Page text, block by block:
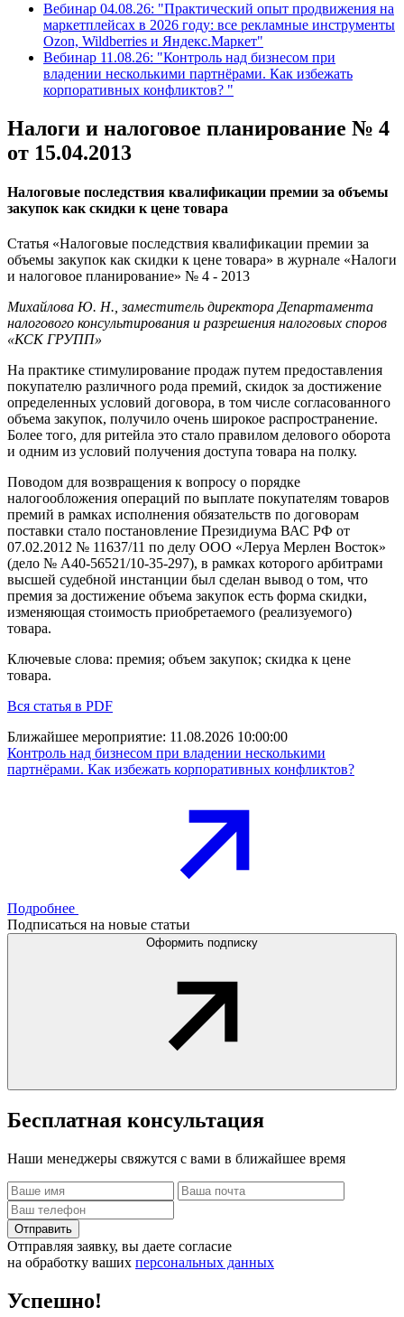
Вебинар 04.08.26: "Практический опыт продвижения на
маркетплейсах в 2026 году: все рекламные инструменты
Ozon, Wildberries и Яндекс.Маркет"
Вебинар 11.08.26: "Контроль над бизнесом при
владении несколькими партнёрами. Как избежать
корпоративных конфликтов? "
Налоги и налоговое планирование № 4
от 15.04.2013
Налоговые последствия квалификации премии за объемы
закупок как скидки к цене товара
Статья «Налоговые последствия квалификации премии за
объемы закупок как скидки к цене товара» в журнале «Налоги
и налоговое планирование» № 4 - 2013
Михайлова Ю. Н., заместитель директора Департамента
налогового консультирования и разрешения налоговых споров
«КСК ГРУПП»
На практике стимулирование продаж путем предоставления
покупателю различного рода премий, скидок за достижение
определенных условий договора, в том числе согласованного
объема закупок, получило очень широкое распространение.
Более того, для ритейла это стало правилом делового оборота
и одним из условий получения доступа товара на полку.
Поводом для возвращения к вопросу о порядке
налогообложения операций по выплате покупателям товаров
премий в рамках исполнения обязательств по договорам
поставки стало постановление Президиума ВАС РФ от
07.02.2012 № 11637/11 по делу ООО «Леруа Мерлен Восток»
(дело № А40-56521/10-35-297), в рамках которого арбитрами
высшей судебной инстанции был сделан вывод о том, что
премия за достижение объема закупок есть форма скидки,
изменяющая стоимость приобретаемого (реализуемого)
товара.
Ключевые слова: премия; объем закупок; скидка к цене
товара.
Вся статья в PDF
Ближайшее мероприятие: 11.08.2026 10:00:00
Контроль над бизнесом при владении несколькими
партнёрами. Как избежать корпоративных конфликтов?
Подробнее
Подписаться на новые статьи
Оформить подписку
Бесплатная консультация
Наши менеджеры свяжутся с вами в ближайшее время
Отправить
Отправляя заявку, вы даете согласие
на обработку ваших персональных данных
Успешно!